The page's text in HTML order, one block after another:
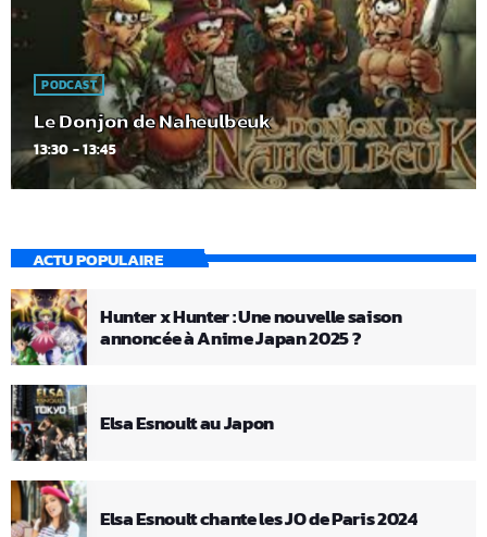
PODCAST
Le Donjon de Naheulbeuk
13:30 - 13:45
ACTU POPULAIRE
Hunter x Hunter : Une nouvelle saison
annoncée à Anime Japan 2025 ?
Elsa Esnoult au Japon
Elsa Esnoult chante les JO de Paris 2024